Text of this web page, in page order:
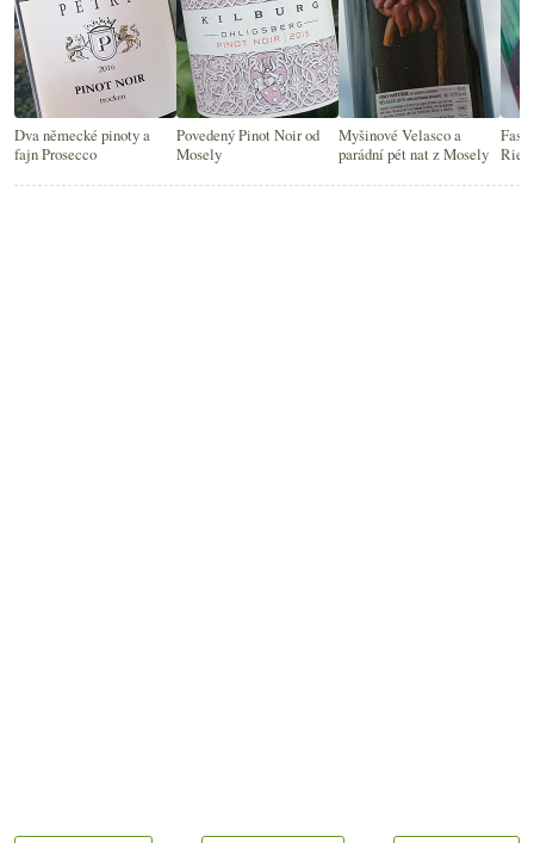
Dva německé pinoty a
fajn Prosecco
Povedený Pinot Noir od
Mosely
Myšinové Velasco a
parádní pét nat z Mosely